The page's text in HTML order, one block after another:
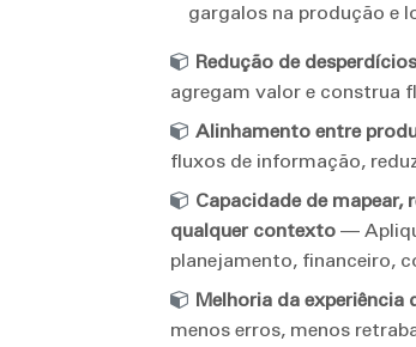
gargalos na produção e
Redução de
agregam valor e construa
Alinhamento entre
fluxos de informação,
Capacidade de mapear,
qualquer contexto —
planejamento, financeiro,
Melhoria da experiência
menos erros, menos